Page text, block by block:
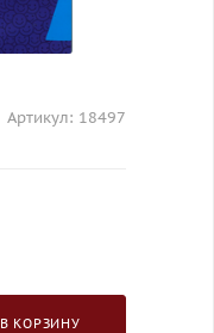
Артикул: 18497
В КОРЗИНУ